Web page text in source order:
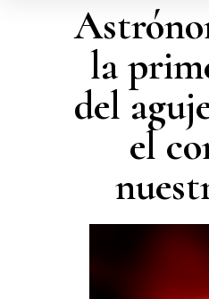
la
del
el